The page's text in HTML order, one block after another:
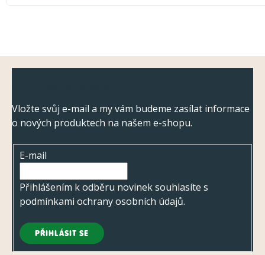
Vložte svůj e-mail a my vám budeme zasílat informace
o nových produktech na našem e-shopu.
E-mail
Přihlášením k odběru novinek souhlasíte s
podmínkami ochrany osobních údajů.
PŘIHLÁSIT SE